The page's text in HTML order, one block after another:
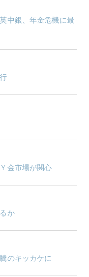
中銀、年金危機に最
金市場が関心
か
のキッカケに